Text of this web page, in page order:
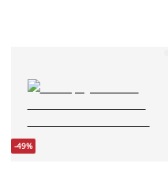
-49%